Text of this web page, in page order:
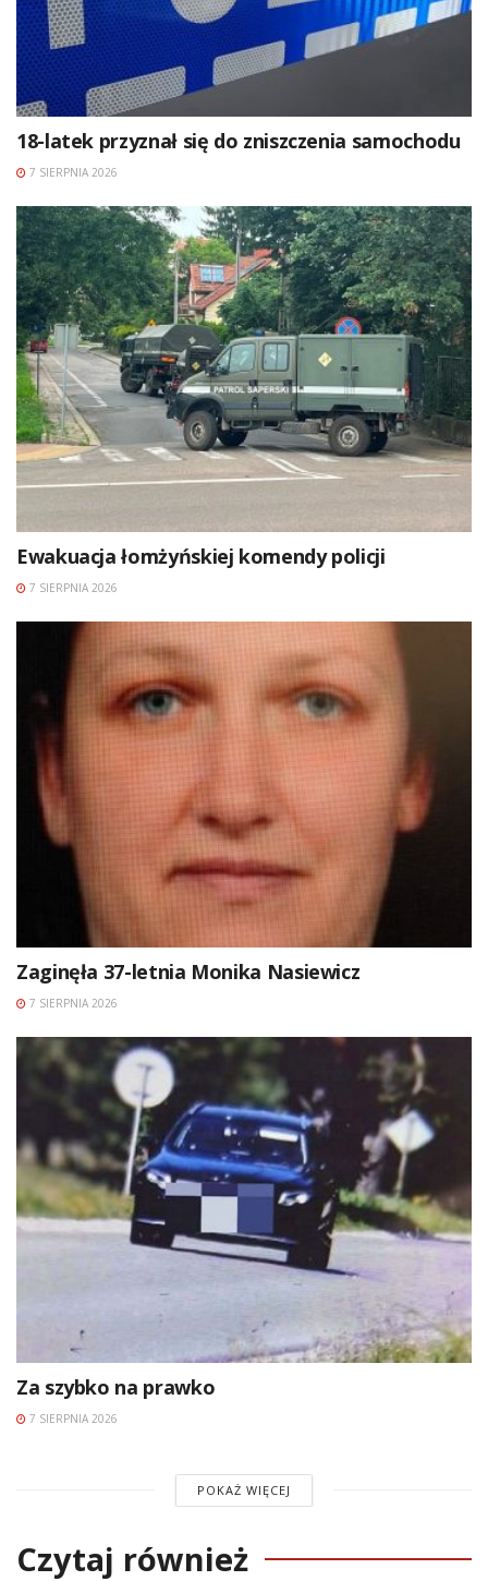
18-latek przyznał się do zniszczenia samochodu
7 SIERPNIA 2026
Ewakuacja łomżyńskiej komendy policji
7 SIERPNIA 2026
Zaginęła 37-letnia Monika Nasiewicz
7 SIERPNIA 2026
Za szybko na prawko
7 SIERPNIA 2026
POKAŻ WIĘCEJ
Czytaj również